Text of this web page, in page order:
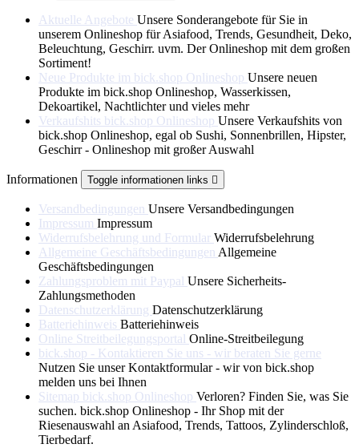
Aktuelle Angebote Unsere Sonderangebote für Sie in
unserem Onlineshop für Asiafood, Trends, Gesundheit, Deko,
Beleuchtung, Geschirr. uvm. Der Onlineshop mit dem großen
Sortiment!
Neue Produkte im bick.shop Onlineshop Unsere neuen
Produkte im bick.shop Onlineshop, Wasserkissen,
Dekoartikel, Nachtlichter und vieles mehr
Verkaufshits bick.shop Onlineshop Unsere Verkaufshits von
bick.shop Onlineshop, egal ob Sushi, Sonnenbrillen, Hipster,
Geschirr - Onlineshop mit großer Auswahl
Informationen Toggle informationen links 
Versandbedingungen Unsere Versandbedingungen
Impressum Impressum
Widerrufsbelehrung und Formular Widerrufsbelehrung
Allgemeine Geschäftsbedingungen Allgemeine
Geschäftsbedingungen
Zahlungsproblem mit Paypal Unsere Sicherheits-
Zahlungsmethoden
Datenschutzerklärung Datenschutzerklärung
Batteriehinweis Batteriehinweis
Online Streitbeilegungsportal Online-Streitbeilegung
bick.shop - Kontaktieren Sie uns - wir beraten Sie gerne
Nutzen Sie unser Kontaktformular - wir von bick.shop
melden uns bei Ihnen
Sitemap bick.shop Onlineshop Verloren? Finden Sie, was Sie
suchen. bick.shop Onlineshop - Ihr Shop mit der
Riesenauswahl an Asiafood, Trends, Tattoos, Zylinderschloß,
Tierbedarf.